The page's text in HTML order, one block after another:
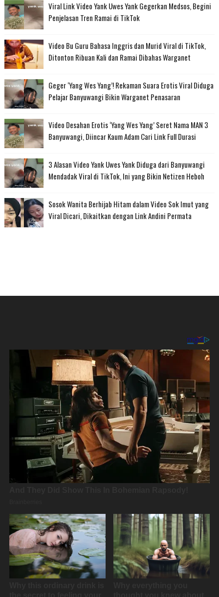
Viral Link Video Yank Uwes Yank Gegerkan Medsos, Begini
Penjelasan Tren Ramai di TikTok
Video Bu Guru Bahasa Inggris dan Murid Viral di TikTok,
Ditonton Ribuan Kali dan Ramai Dibahas Warganet
Geger ‘Yang Wes Yang’! Rekaman Suara Erotis Viral Diduga
Pelajar Banyuwangi Bikin Warganet Penasaran
Video Desahan Erotis ‘Yang Wes Yang’ Seret Nama MAN 3
Banyuwangi, Diincar Kaum Adam Cari Link Full Durasi
3 Alasan Video Yank Uwes Yank Diduga dari Banyuwangi
Mendadak Viral di TikTok, Ini yang Bikin Netizen Heboh
Sosok Wanita Berhijab Hitam dalam Video Sok Imut yang
Viral Dicari, Dikaitkan dengan Link Andini Permata